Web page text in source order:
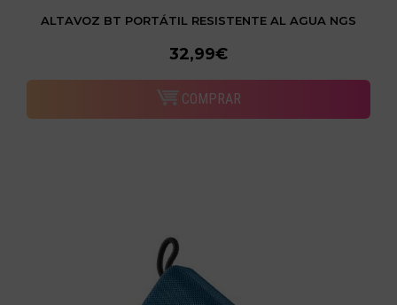
ALTAVOZ BT PORTÁTIL RESISTENTE AL AGUA NGS
32,99€
COMPRAR